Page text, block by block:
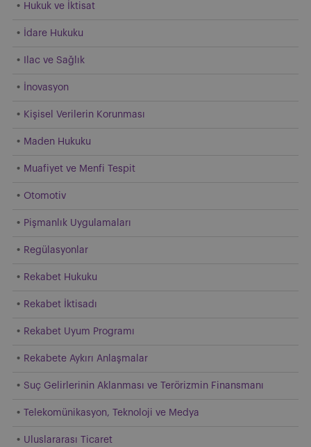
Hukuk ve İktisat
İdare Hukuku
Ilac ve Sağlık
İnovasyon
Kişisel Verilerin Korunması
Maden Hukuku
Muafiyet ve Menfi Tespit
Otomotiv
Pişmanlık Uygulamaları
Regülasyonlar
Rekabet Hukuku
Rekabet İktisadı
Rekabet Uyum Programı
Rekabete Aykırı Anlaşmalar
Suç Gelirlerinin Aklanması ve Terörizmin Finansmanı
Telekomünikasyon, Teknoloji ve Medya
Uluslararası Ticaret